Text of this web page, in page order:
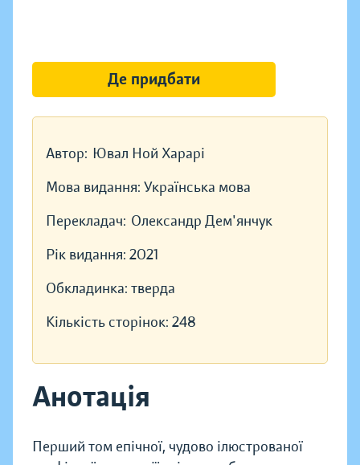
Автор: Ювал Ной Харарі
Мова видання: Українська мова
Перекладач: Олександр Дем'янчук
Рік видання: 2021
Обкладинка: тверда
Кількість сторінок: 248
Анотація
Перший том епічної, чудово ілюстрованої
Де придбати